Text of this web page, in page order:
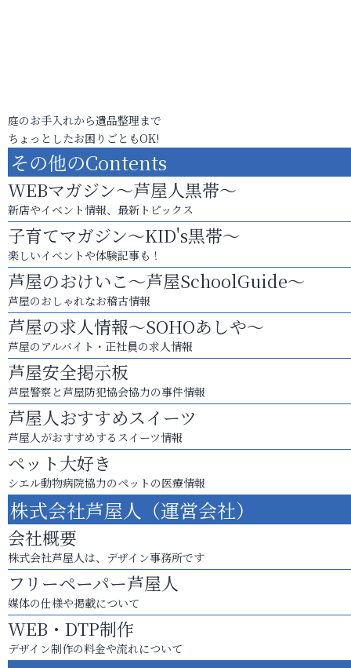
庭のお手入れから遺品整理まで
ちょっとしたお困りごともOK!
その他のContents
WEBマガジン～芦屋人黒帯～
新店やイベント情報、最新トピックス
子育てマガジン～KID's黒帯～
楽しいイベントや体験記事も！
芦屋のおけいこ～芦屋SchoolGuide～
芦屋のおしゃれなお稽古情報
芦屋の求人情報～SOHOあしや～
芦屋のアルバイト・正社員の求人情報
芦屋安全掲示板
芦屋警察と芦屋防犯協会協力の事件情報
芦屋人おすすめスイーツ
芦屋人がおすすめするスイーツ情報
ペット大好き
シエル動物病院協力のペットの医療情報
株式会社芦屋人（運営会社）
会社概要
株式会社芦屋人は、デザイン事務所です
フリーペーパー芦屋人
媒体の仕様や掲載について
WEB・DTP制作
デザイン制作の料金や流れについて